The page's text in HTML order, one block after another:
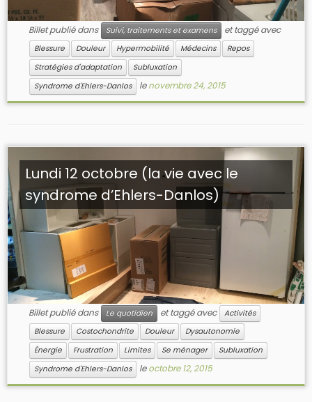
Billet publié dans Suivi, traitements et examens et taggé avec
Blessure Douleur Hypermobilité Médecins
Repos
Stratégies d'adaptation
Subluxation
Syndrome d'Ehlers-Danlos
lenovembre 24, 2015
Lundi 12 octobre (la vie avec le
syndrome d’Ehlers-Danlos)
Billet publié dans Le quotidien et taggé avec
Activités
Blessure
Costochondrite Douleur
Dysautonomie
Énergie
Frustration Limites Se ménager
Subluxation
Syndrome d'Ehlers-Danlos
leoctobre 12, 2015